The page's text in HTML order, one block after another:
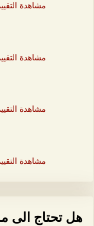
مشاهدة
مشاهدة
مشاهدة
مشاهدة
هل تحتاج الى